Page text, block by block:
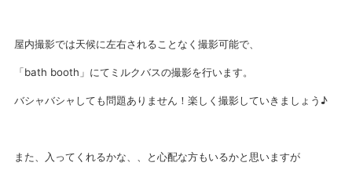
屋内撮影では天候に左右されることなく撮影可能で、
「bath booth」にてミルクバスの撮影を行います。
バシャバシャしても問題ありません！楽しく撮影していきましょう♪
また、入ってくれるかな、、と心配な方もいるかと思いますが